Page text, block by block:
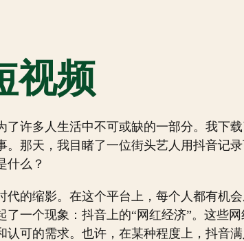
视频
许多人生活中不可或缺的一部分。我下
。那天，我目睹了一位街头艺人用抖音记
什么？
的缩影。在这个平台上，每个人都有机会
一个现象：抖音上的“网红经济”。这些网
可的需求。也许，在某种程度上，抖音